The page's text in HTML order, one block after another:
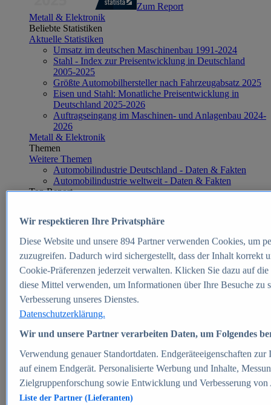
Zum Report
Metall & Elektronik
Beliebte Statistiken
Aktuelle Statistiken
Umsatz im deutschen Maschinenbau 1991-2024
Stahl - Index zur Preisentwicklung in Deutschland
2005-2025
Größte Automobilhersteller nach Fahrzeugabsatz 2025
Eisen und Stahl: Monatliche Preisentwicklung in
Deutschland 2025-2026
Auftragseingang im Maschinen- und Anlagenbau 2024-
2026
Metall & Elektronik
Themen
Weitere Themen
Automobilindustrie Deutschland - Daten & Fakten
Automobilindustrie weltweit - Daten & Fakten
Top Report
Zum Report
E-commerce
Beliebte Statistiken
Aktuelle Statistiken
E-Commerce - Entwicklung des Umsatzes in
Deutschland 1999-2025
Umsatz von Amazon in Deutschland und weltweit
2010-2025
B2C-E-Commerce: Top-50 Online Shops in
Deutschland 2024
Marktanteile von Online-Zahlungsverfahren in
Deutschland 2024
Umsatzstarke Warengruppen im Online-Handel in
Deutschland 2023-2025
Wir respektieren Ihre Privatsphäre
Diese Website und unsere 894Partner verwenden Cookies, um
zuzugreifen. Dadurch wird sichergestellt, dass der Inhalt korrekt
Cookie-Präferenzen jederzeit verwalten. Klicken Sie dazu auf
diese Mittel verwenden, um Informationen über Ihre Besuche
Verbesserung unseres Dienstes.
Datenschutzerklärung.
Wir und unsere Partner verarbeiten Daten, um Folgendes
Verwendung genauer Standortdaten. Endgeräteeigenschaften
auf einem Endgerät. Personalisierte Werbung und Inhalte,
Zielgruppenforschung sowie Entwicklung und Verbesserung von
Liste der Partner (Lieferanten)